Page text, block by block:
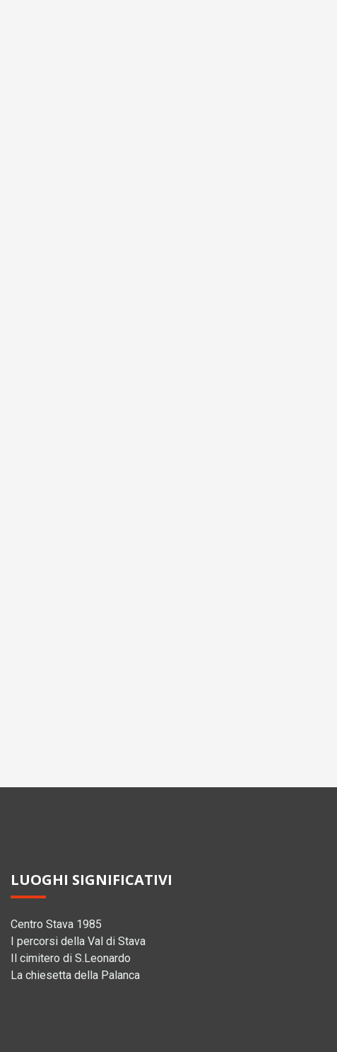
LUOGHI SIGNIFICATIVI
Centro Stava 1985
I percorsi della Val di Stava
Il cimitero di S.Leonardo
La chiesetta della Palanca